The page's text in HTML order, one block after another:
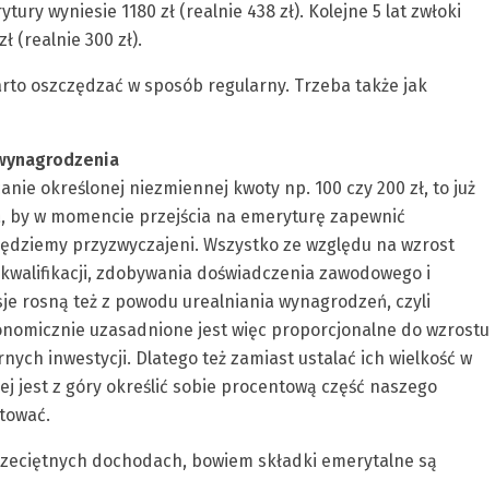
wyniesie 1180 zł (realnie 438 zł). Kolejne 5 lat zwłoki
(realnie 300 zł).
oszczędzać w sposób regularny. Trzeba także jak
określonej niezmiennej kwoty np. 100 czy 200 zł, to już
by w momencie przejścia na emeryturę zapewnić
przyzwyczajeni. Wszystko ze względu na wzrost
zdobywania doświadczenia zawodowego i
rosną też z powodu urealniania wynagrodzeń, czyli
uzasadnione jest więc proporcjonalne do wzrostu
inwestycji. Dlatego też zamiast ustalać ich wielkość w
jest z góry określić sobie procentową część naszego
dochodach, bowiem składki emerytalne są